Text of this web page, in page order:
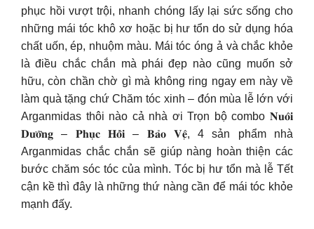
phục hồi vượt trội, nhanh chóng lấy lại sức sống cho
những mái tóc khô xơ hoặc bị hư tổn do sử dụng hóa
chất uốn, ép, nhuộm màu. Mái tóc óng ả và chắc khỏe
là điều chắc chắn mà phái đẹp nào cũng muốn sở
hữu, còn chần chờ gì mà không ring ngay em này về
làm quà tặng chứ Chăm tóc xinh – đón mùa lễ lớn với
Arganmidas thôi nào cả nhà ơi Trọn bộ combo 𝐍𝐮𝐨̂𝐢
𝐃𝐮̛𝐨̛̃𝐧𝐠 – 𝐏𝐡𝐮̣𝐜 𝐇𝐨̂̀𝐢 – 𝐁𝐚̉𝐨 𝐕𝐞̣̂, 4 sản phẩm nhà
Arganmidas chắc chắn sẽ giúp nàng hoàn thiện các
bước chăm sóc tóc của mình. Tóc bị hư tổn mà lễ Tết
cận kề thì đây là những thứ nàng cần để mái tóc khỏe
mạnh đấy.